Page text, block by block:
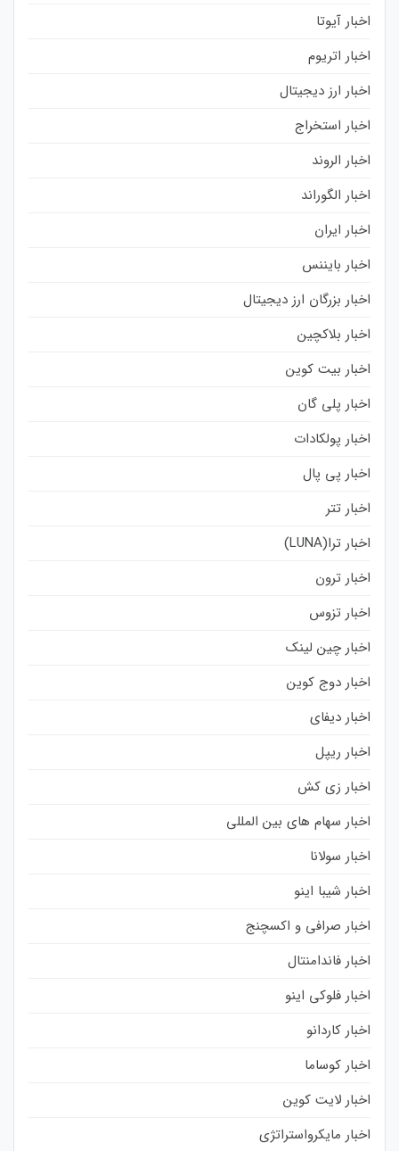
اخبار آیوتا
اخبار اتریوم
اخبار ارز دیجیتال
اخبار استخراج
اخبار الروند
اخبار الگوراند
اخبار ایران
اخبار بایننس
اخبار بزرگان ارز دیجیتال
اخبار بلاکچین
اخبار بیت کوین
اخبار پلی گان
اخبار پولکادات
اخبار پی پال
اخبار تتر
اخبار ترا(LUNA)
اخبار ترون
اخبار تزوس
اخبار چین لینک
اخبار دوج کوین
اخبار دیفای
اخبار ریپل
اخبار زی کش
اخبار سهام های بین المللی
اخبار سولانا
اخبار شیبا اینو
اخبار صرافی و اکسچنج
اخبار فاندامنتال
اخبار فلوکی اینو
اخبار کاردانو
اخبار کوساما
اخبار لایت کوین
اخبار مایکرواستراتژی